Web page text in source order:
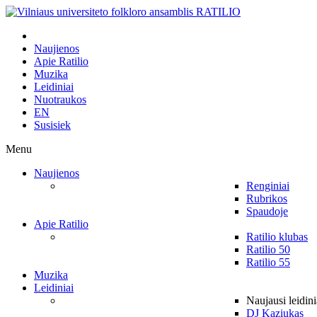
Naujienos
Apie Ratilio
Muzika
Leidiniai
Nuotraukos
EN
Susisiek
Menu
Naujienos
Renginiai
Rubrikos
Spaudoje
Apie Ratilio
Ratilio klubas
Ratilio 50
Ratilio 55
Muzika
Leidiniai
Naujausi
DJ Kaziukas